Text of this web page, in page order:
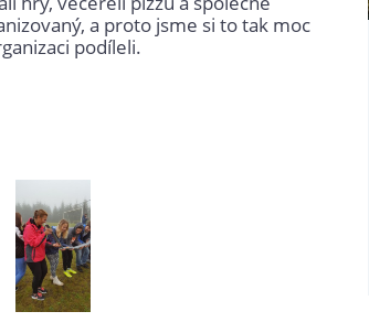
a proto jsme si to tak moc
podíleli.